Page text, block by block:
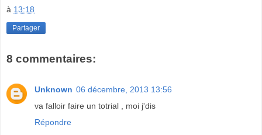
à 13:18
Partager
8 commentaires:
Unknown 06 décembre, 2013 13:56
va falloir faire un totrial , moi j'dis
Répondre